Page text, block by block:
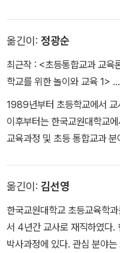
와 학습이 매일 일어나고 있
것은 교육학적 지식 때문이
이것은 합리적이라기보다는
연인 사이에는 사랑, 친구 사
이 있다. ‘진정한’교사는 ‘교
인가?’ 하는 식의 질문에 답
교육의 문제는 대부분의 경우
예측하기도 어렵다.
교사는 스스로 가르치기 적절
로 어린이 책을 읽으려고 노
옮긴이: 정광순
최근작 : <초등통합교과 교육
학교를 위한 놀이와 교육 1>
1989년부터 초등학교에서
이후부터는 한국교원대학교
교육과정 및 초등 통합교과
원으로 활동 중이다. 그동안
정(초등 통합교과) 개정 연구
015 개정 교육과정에 따른 초
9) 등의 저서와 『가르친다는
옮긴이: 김선영
한국교원대학교 초등교육학
서 4년간 교사로 재직하였다.
박사과정에 있다. 관심 분야